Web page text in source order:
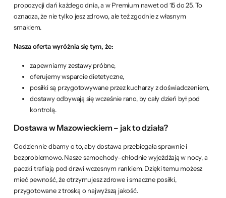
propozycji dań każdego dnia, a w Premium nawet od 15 do 25. To
oznacza, że nie tylko jesz zdrowo, ale też zgodnie z własnym
smakiem.
Nasza oferta wyróżnia się tym, że:
zapewniamy zestawy próbne,
oferujemy wsparcie dietetyczne,
posiłki są przygotowywane przez kucharzy z doświadczeniem,
dostawy odbywają się wcześnie rano, by cały dzień był pod
kontrolą.
Dostawa w Mazowieckiem – jak to działa?
Codziennie dbamy o to, aby dostawa przebiegała sprawnie i
bezproblemowo. Nasze samochody–chłodnie wyjeżdżają w nocy, a
paczki trafiają pod drzwi wczesnym rankiem. Dzięki temu możesz
mieć pewność, że otrzymujesz zdrowe i smaczne posiłki,
przygotowane z troską o najwyższą jakość.